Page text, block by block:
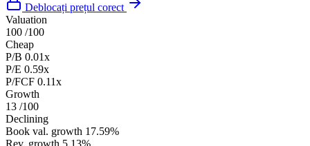
Deblocați prețul corect
Valuation
100 /100
Cheap
P/B 0.01x
P/E 0.59x
P/FCF 0.11x
Growth
13 /100
Declining
Book val. growth 17.59%
Rev. growth 5.13%